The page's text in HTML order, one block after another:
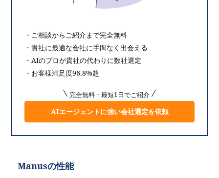
・ご相談からご紹介まで完全無料
・貴社に最適な会社に手間なく出会える
・AIのプロが貴社の代わりに数社選定
・お客様満足度96.8%超
完全無料・最短1日でご紹介
AIエージェントに強い会社選定を依頼
Manusの性能